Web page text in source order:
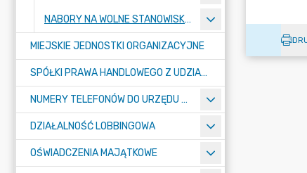
NABORY NA WOLNE STANOWISKA PRACY
MIEJSKIE JEDNOSTKI ORGANIZACYJNE
SPÓŁKI PRAWA HANDLOWEGO Z UDZIAŁEM GMINY
NUMERY TELEFONÓW DO URZĘDU MIASTA, MIEJSKICH JEDNOSTEK ORGANIZACYJNYCH ORAZ SPÓŁEK PRAWA HANDLOWEGO Z UDZIAŁEM GMINY
DZIAŁALNOŚĆ LOBBINGOWA
OŚWIADCZENIA MAJĄTKOWE